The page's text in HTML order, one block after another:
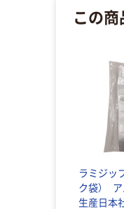
この
ラミジップ
ク袋）
生産日本